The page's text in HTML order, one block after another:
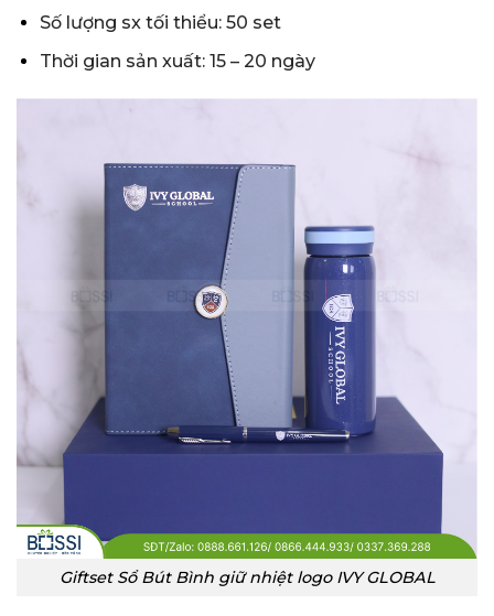
Số lượng sx tối thiểu: 50 set
Thời gian sản xuất: 15 – 20 ngày
Giftset Sổ Bút Bình giữ nhiệt logo IVY GLOBAL